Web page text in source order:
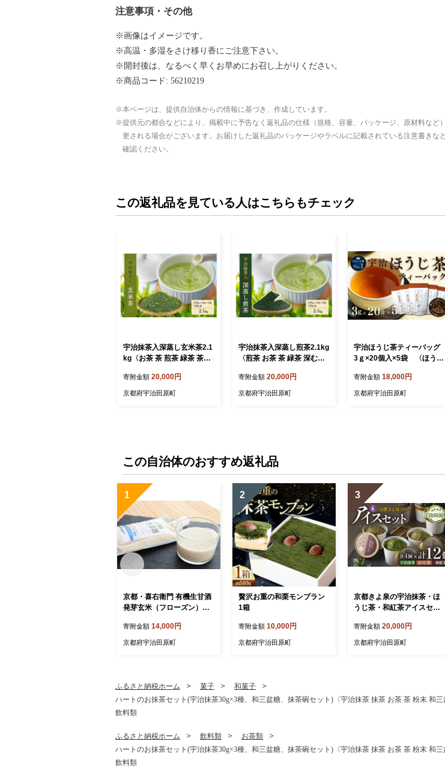
注意事項・その他
※画像はイメージです。
※高温・多湿をさけ移り香にご注意下さい。
※開封後は、なるべく早くお早めにお召し上がりください。
※商品コード: 56210219
本ページは、提供自治体からの情報に基づき、作成しています。
提供元の都合などにより、掲載中に予告なく返礼品の仕様（規格、容量、パッケージ、原材料など
更される場合がございます。お届けした返礼品のパッケージやラベルに記載されている注意書きな
確認ください。
この返礼品を見ている人はこちらもチェック
宇治抹茶入深蒸し玄米茶2.1
kg〈お茶 茶 煎茶 緑茶 茶葉
治 飲料 加工食品〉 飲料類
寄附金額 20,000円
京都府宇治田原町
宇治抹茶入深蒸し煎茶2.1kg
〈煎茶 お茶 茶 緑茶 深むし
茶 飲料 ブレンド 加工食
品〉
寄附金額 20,000円
京都府宇治田原町
宇治ほうじ茶ティーバッグ
3ｇ×20個入×5袋 〈ほうじ
グ ティーパック 焙じ茶 上
級 香り 飲料 加工食品〉 飲
寄附金額 18,000円
京都府宇治田原町
この自治体のおすすめ返礼品
1
京都・喜右衛門 有機生甘酒
発芽玄米（フローズン）（3
〈あまざけ 甘酒 有機 オー
ガニック 麹 フローズン 玄
寄附金額 14,000円
京都府宇治田原町
2
贅沢お重の和栗モンブラン
1箱
寄附金額 10,000円
京都府宇治田原町
3
京都きよ泉の宇治抹茶・ほ
うじ茶・和紅茶アイスセッ
ム アイス 抹茶スイーツ ス
イーツ 宇治抹茶 抹茶 ほう
寄附金額 20,000円
京都府宇治田原町
ふるさと納税ホーム 菓子
和菓子
ハートのお抹茶セット(宇治抹茶30g×3種、和三盆糖、抹茶碗セット)〈宇治抹茶 抹茶 お茶 茶 粉末 和
飲料類
ふるさと納税ホーム 飲料類
お茶類
ハートのお抹茶セット(宇治抹茶30g×3種、和三盆糖、抹茶碗セット)〈宇治抹茶 抹茶 お茶 茶 粉末 和
飲料類